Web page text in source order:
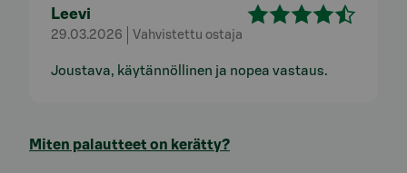
Leevi
29.03.2026 Vahvistettu ostaja
Joustava, käytännöllinen ja nopea vastaus.
Miten palautteet on kerätty?